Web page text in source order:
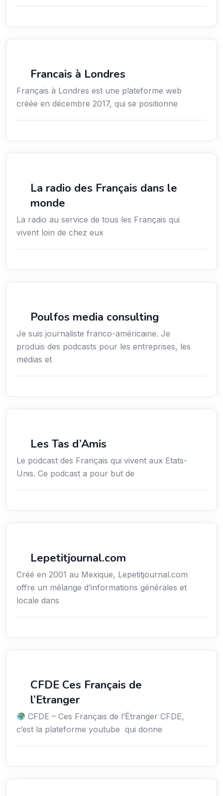
Francais à Londres
Français à Londres est une plateforme web
créée en décembre 2017, qui se positionne
La radio des Français dans le
monde
La radio au service de tous les Français qui
vivent loin de chez eux
Poulfos media consulting
Je suis journaliste franco-américaine. Je
produis des podcasts pour les entreprises, les
médias et
Les Tas d’Amis
Le podcast des Français qui vivent aux Etats-
Unis. Ce podcast a pour but de
Lepetitjournal.com
Créé en 2001 au Mexique, Lepetitjournal.com
offre un mélange d’informations générales et
locale dans
CFDE Ces Français de
l’Etranger
CFDE – Ces Français de l’Étranger CFDE,
c’est la plateforme youtube qui donne